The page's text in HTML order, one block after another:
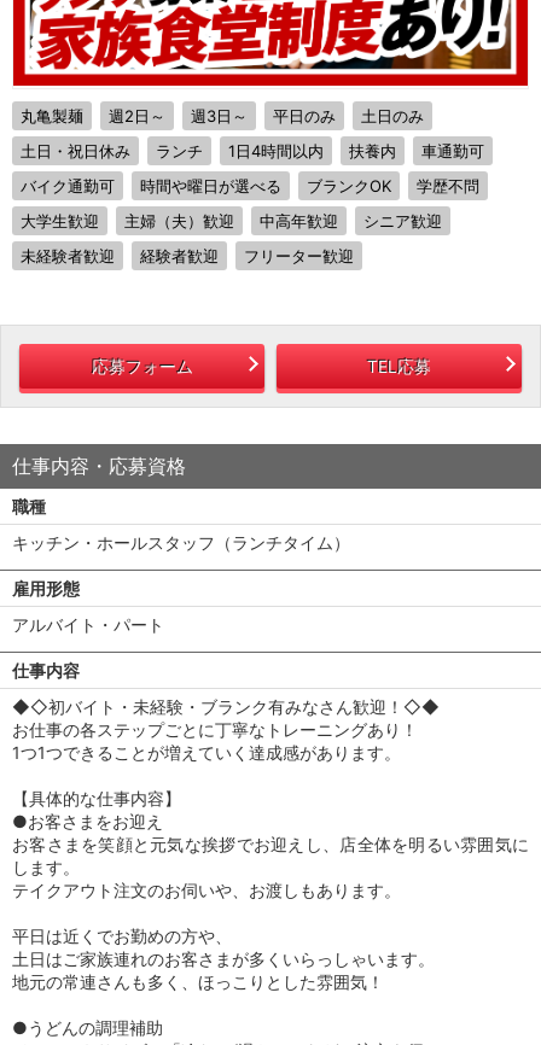
丸亀製麺 週2日～ 週3日～ 平日のみ
土日のみ
土日・祝日休み
ランチ 1日4時間以内 扶養内
車通勤可
バイク通勤可
時間や曜日が選べる ブランクOK
学歴不問
大学生歓迎
主婦（夫）歓迎 中高年歓迎
シニア歓迎
未経験者歓迎
経験者歓迎 フリーター歓迎
応募フォーム TEL応募
仕事内容・応募資格
職種
キッチン・ホールスタッフ（ランチタイム）
雇用形態
アルバイト・パート
仕事内容
◆◇初バイト・未経験・ブランク有みなさん歓迎！◇◆
お仕事の各ステップごとに丁寧なトレーニングあり！
1つ1つできることが増えていく達成感があります。
【具体的な仕事内容】
●お客さまをお迎え
お客さまを笑顔と元気な挨拶でお迎えし、店全体を明るい雰囲気に
します。
テイクアウト注文のお伺いや、お渡しもあります。
平日は近くでお勤めの方や、
土日はご家族連れのお客さまが多くいらっしゃいます。
地元の常連さんも多く、ほっこりとした雰囲気！
●うどんの調理補助